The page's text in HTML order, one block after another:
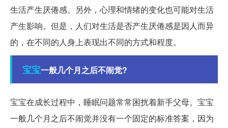
生活产生厌倦感。另外，心理和情绪的变化也可能对生活
产生影响。但是，人们对生活是否产生厌倦感是因人而异
的，在不同的人身上表现出不同的方式和程度。
宝宝一般几个月之后不闹觉?
宝宝在成长过程中，睡眠问题常常困扰着新手父母。宝宝
一般几个月之后不闹觉并没有一个固定的标准答案，因为